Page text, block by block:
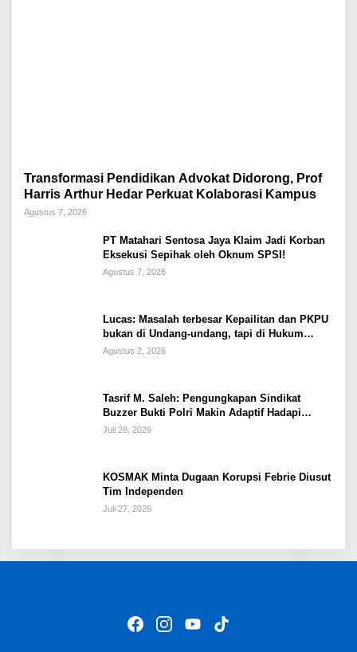
Transformasi Pendidikan Advokat Didorong, Prof
Harris Arthur Hedar Perkuat Kolaborasi Kampus
Agustus 7, 2026
PT Matahari Sentosa Jaya Klaim Jadi Korban
Eksekusi Sepihak oleh Oknum SPSI!
Agustus 7, 2026
Lucas: Masalah terbesar Kepailitan dan PKPU
bukan di Undang-undang, tapi di Hukum
Acara!!!
Agustus 2, 2026
Tasrif M. Saleh: Pengungkapan Sindikat
Buzzer Bukti Polri Makin Adaptif Hadapi
Kejahatan Digital
Juli 28, 2026
KOSMAK Minta Dugaan Korupsi Febrie Diusut
Tim Independen
Juli 27, 2026